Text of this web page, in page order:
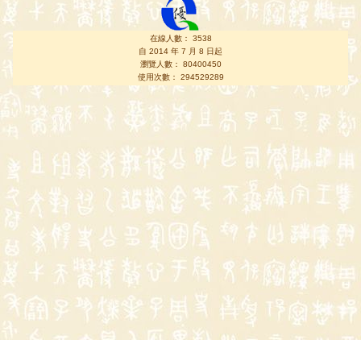
在線人數： 3538
自 2014 年 7 月 8 日起
瀏覽人數： 80400450
使用次數： 294529289